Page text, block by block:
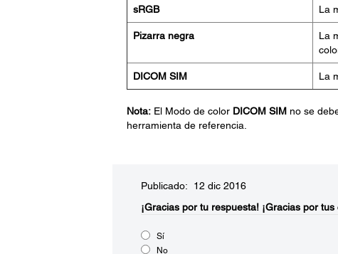
sRGB La
Pizarra negra
La
DICOM SIM La
Nota:El Modo de color DICOM SIMno se
herramienta de referencia.
Publicado: 12 dic 2016
¡Gracias por tu respuesta! ¡Gracias por
Sí
No